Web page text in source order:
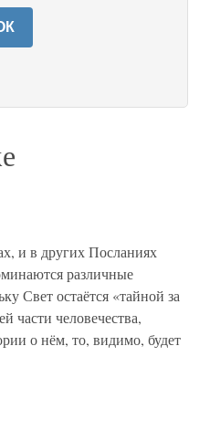
и в других Посланиях
различные
Свет остаётся «тайной за
части человечества,
о нём, то, видимо, будет